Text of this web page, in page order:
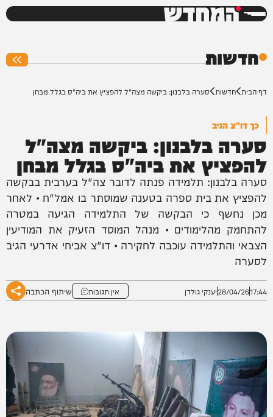
המחדש
חדשות
דף הבית חדשות סערה בלבנון: ביקשה מצה"ל להפציץ את ביה"ס בגלל מבחן
כך דו"צ הגיב
סערה בלבנון: ביקשה מצה"ל
להפציץ את ביה"ס בגלל מבחן
סערה בלבנון: תלמידה פנתה לדובר צה"ל בערבית בבקשה
להפציץ את בית ספרה בטענה שמוסתר בו אמל"ח • לאחר
מכן נחשף כי הבקשה של התלמידה הגיעה במטרה
להתחמק מהלימודים • מנהל המוסד הזעיק את המודיעין
הצבאי והתלמידה עוכבה לחקירה • דו"צ אביחי אדרעי הגיב
לסערה
17:44
28/04/26יענקי גולדן אין תגובות שיתוף הכתבה